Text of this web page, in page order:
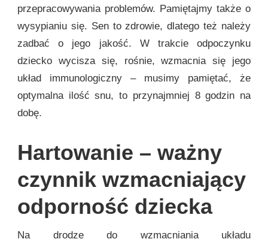
przepracowywania problemów. Pamiętajmy także o
wysypianiu się. Sen to zdrowie, dlatego też należy
zadbać o jego jakość. W trakcie odpoczynku
dziecko wycisza się, rośnie, wzmacnia się jego
układ immunologiczny – musimy pamiętać, że
optymalna ilość snu, to przynajmniej 8 godzin na
dobę.
Hartowanie – ważny
czynnik wzmacniający
odporność dziecka
Na drodze do wzmacniania układu